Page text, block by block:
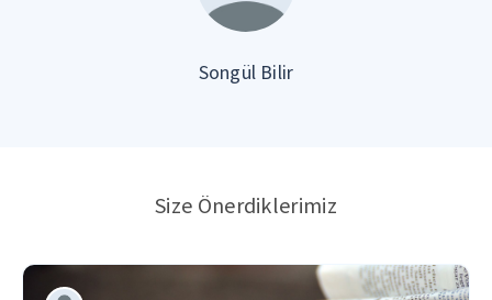
Songül Bilir
Size Önerdiklerimiz